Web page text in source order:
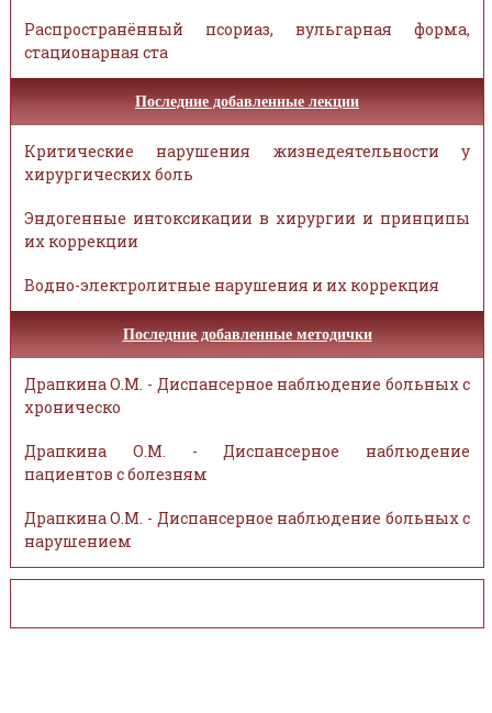
Распространённый псориаз, вульгарная форма,
стационарная ста
Последние добавленные лекции
Критические нарушения жизнедеятельности у
хирургических боль
Эндогенные интоксикации в хирургии и принципы
их коррекции
Водно-электролитные нарушения и их коррекция
Последние добавленные методички
Драпкина О.М. - Диспансерное наблюдение больных с
хроническо
Драпкина О.М. - Диспансерное наблюдение
пациентов с болезням
Драпкина О.М. - Диспансерное наблюдение больных с
нарушением